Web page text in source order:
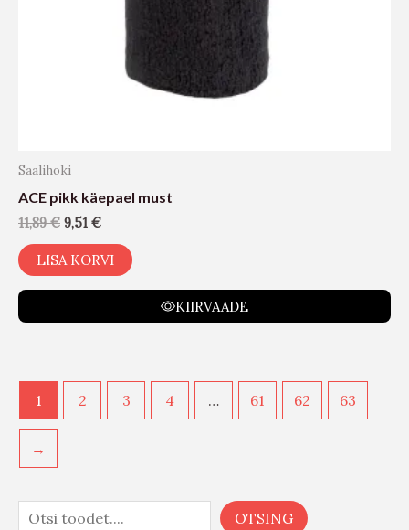
OTSING
Saalihoki
ACE pikk käepael must
11,89€ 9,51 €
LISA KORVI
KIIRVAADE
1 2 3 4 … 61 62 63
→